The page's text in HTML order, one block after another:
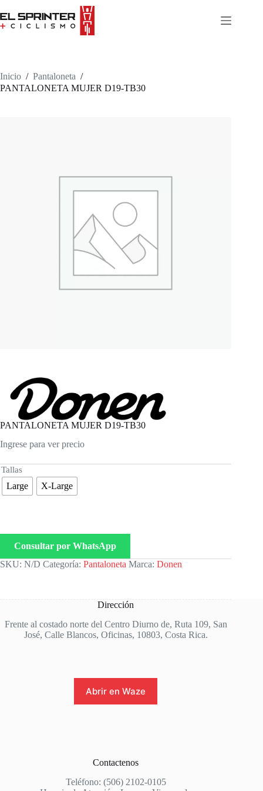
to
content
Inicio / Pantaloneta /
PANTALONETA MUJER D19-TB30
PANTALONETA MUJER D19-TB30
Ingrese para ver precio
Tallas
Large X-Large
Consultar por WhatsApp
SKU: N/D Categoría: Pantaloneta Marca: Donen
Dirección
Frente al costado norte del Centro Diurno de, Ruta 109, San
José, Calle Blancos, Oficinas, 10803, Costa Rica.
Abrir en Waze
Contactenos
Teléfono: (506) 2102-0105